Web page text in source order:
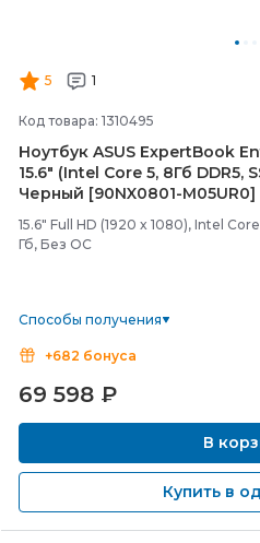
5 1
Код товара: 1310495
Ноутбук ASUS ExpertBook
15.6" (Intel Core 5, 8Гб DDR5,
Черный [90NX0801-M05UR0]
15.6" Full HD (1920 x 1080), Intel Core
Гб, Без ОС
Способы получения
+682 бонуса
69 598 ₽
В
Купить в